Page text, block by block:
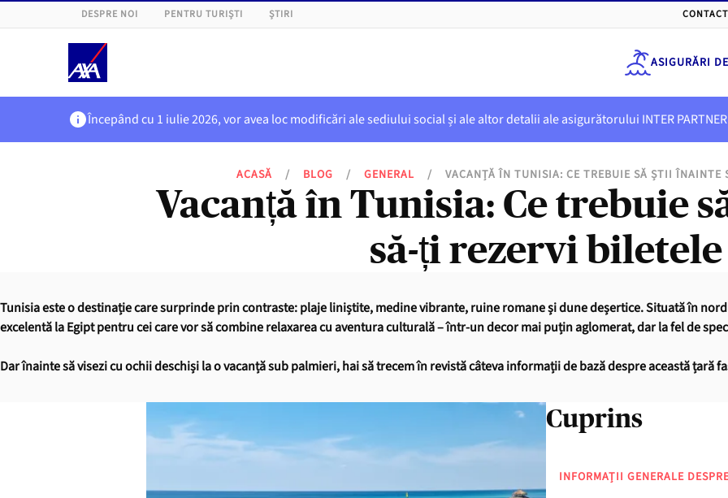
DESPRE NOI PENTRU TURIȘTI ȘTIRI CONTACT
ASIGURĂRI
Începând cu 1 iulie 2026, vor avea loc modificări ale sediului social și ale altor detalii ale asigurătorului INTER
ACASĂ / BLOG / GENERAL / VACANȚĂ ÎN TUNISIA: CE TREBUIE SĂ ȘTII ÎNAINTE
Vacanță în Tunisia: Ce trebuie
să-ți rezervi biletele
Tunisia este o destinație care surprinde prin contraste: plaje liniștite, medine vibrante, ruine romane și dune deșertice. Situată în
excelentă la Egipt pentru cei care vor să combine relaxarea cu aventura culturală – într-un decor mai puțin aglomerat, dar la fel de
Dar înainte să visezi cu ochii deschiși la o vacanță sub palmieri, hai să trecem în revistă câteva informații de bază despre această țară
Cuprins
INFORMAȚII GENERALE